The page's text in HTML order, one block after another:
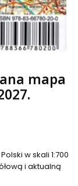
mapa
w skali 1:700
i aktualną